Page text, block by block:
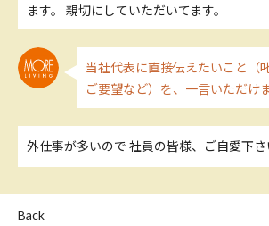
ます。 親切にしていただいてます。
当社代表に直接伝えたいこと（
ご要望など）を、一言いただけ
外仕事が多いので 社員の皆様、ご自愛下さ
Back